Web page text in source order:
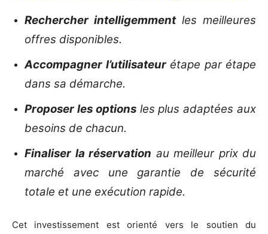
Rechercher intelligemmentles meilleures
offres disponibles.
Accompagner l’utilisateurétape par étape
dans sa démarche.
Proposer les optionsles plus adaptées aux
besoins de chacun.
Finaliser la réservation au meilleur prix du
marché avec une garantie de sécurité
totale et une exécution rapide.
Cet investissement est orienté vers le soutien du